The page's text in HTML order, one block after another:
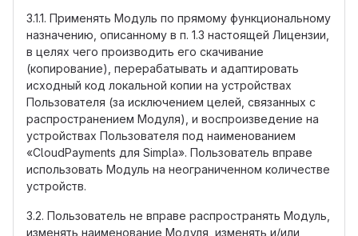
3.1.1. Применять Модуль по прямому функциональному
назначению, описанному в п. 1.3 настоящей Лицензии,
в целях чего производить его скачивание
(копирование), перерабатывать и адаптировать
исходный код локальной копии на устройствах
Пользователя (за исключением целей, связанных с
распространением Модуля), и воспроизведение на
устройствах Пользователя под наименованием
«CloudPayments для Simpla». Пользователь вправе
использовать Модуль на неограниченном количестве
устройств.
3.2. Пользователь не вправе распространять Модуль,
изменять наименование Модуля, изменять и/или